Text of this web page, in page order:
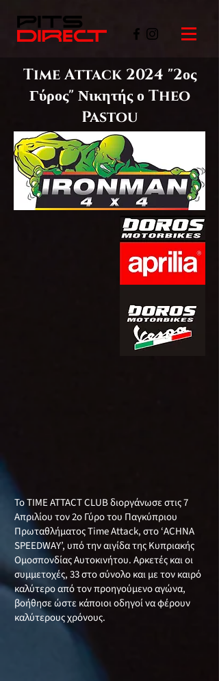
Time Attack 2024 "2ος
Γύρος" Νικητής ο Theo
Pastou
Το TIME ATTACT CLUB διοργάνωσε στις 7
Απριλίου τον 2ο Γύρο του Παγκύπριου
Πρωταθλήματος Τime Attack, στο ‘ACHNA
SPEEDWAY’, υπό την αιγίδα της Κυπριακής
Ομοσπονδίας Αυτοκινήτου. Αρκετές και οι
συμμετοχές, 33 στο σύνολο και με τον καιρό
καλύτερο από τον προηγούμενο αγώνα,
βοήθησε ώστε κάποιοι οδηγοί να φέρουν
καλύτερους χρόνους.